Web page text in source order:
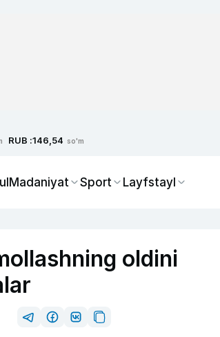
RUB :146,54 so'm
Madaniyat Sport Layfstayl
oldini